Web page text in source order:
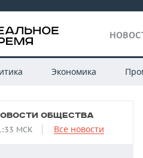
Экономика
ОБЩЕСТВА
МСК Все новости